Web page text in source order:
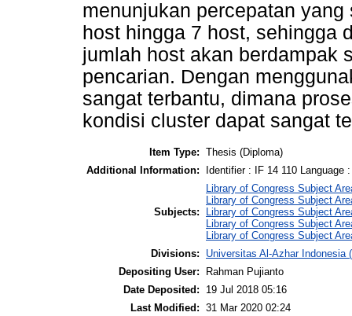
menunjukan percepatan
host hingga 7 host, sehingga
jumlah host akan berdampak
pencarian. Dengan
sangat terbantu, dimana
kondisi cluster dapat sangat
Item Type: Thesis (Diploma)
Additional Information:
Identifier : IF 14 110
Subjects:
Library of Congress Subject
Library of Congress Subject
Library of Congress Subject
Library of Congress Subject
Library of Congress Subject
Divisions:
Universitas Al-Azhar
Depositing User:
Rahman Pujianto
Date Deposited:
19 Jul 2018 05:16
Last Modified: 31 Mar 2020 02:24